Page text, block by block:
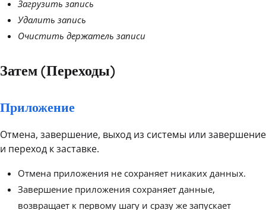
Загрузить запись
Удалить запись
Очистить держатель записи
Затем (Переходы)
Приложение
Отмена, завершение, выход из системы или завершение
и переход к заставке.
Отмена приложения не сохраняет никаких данных.
Завершение приложения сохраняет данные,
возвращает к первому шагу и сразу же запускает